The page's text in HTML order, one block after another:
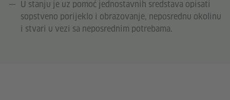
U stanju je uz pomoć jednostavnih sredstava opisati
sopstveno porijeklo i obrazovanje, neposrednu okolinu
i stvari u vezi sa neposrednim potrebama.